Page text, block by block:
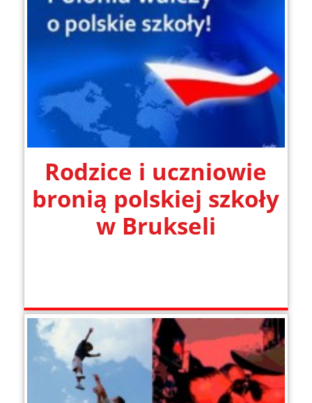
Rodzice i uczniowie
bronią polskiej szkoły
w Brukseli